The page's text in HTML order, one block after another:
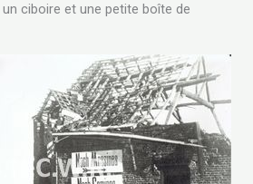
ciboire et une petite boîte de